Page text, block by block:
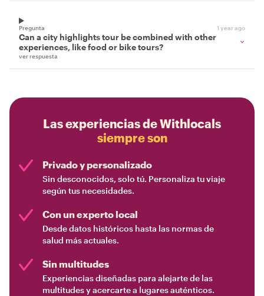
Pregunta 1 year ago
Can a city highlights tour be combined with other
experiences, like food or bike tours?
ver respuesta
Las experiencias de Withlocals
siempre son
Privado y personalizado
Sin desconocidos, solo tú. Personaliza tu viaje
según tus necesidades.
Con un experto local
Desde datos históricos hasta las normas de
salud más actuales.
Sin multitudes
Experiencias diseñadas para alejarte de las
multitudes y acercarte a lugares auténticos.